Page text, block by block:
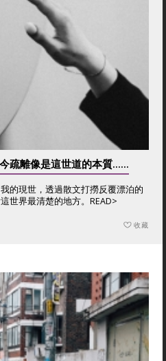
疏離像是這世道的本質......
的現世，透過散文打撈反覆漂泊的
世界最清楚的地方。 READ>
收藏